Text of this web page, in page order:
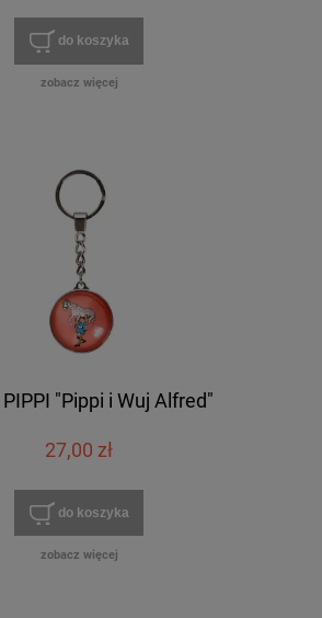
do koszyka
zobacz więcej
"Pippi i Wuj Alfred"
27,00 zł
do koszyka
zobacz więcej